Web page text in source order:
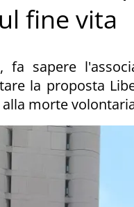
fine vita
fa sapere
la proposta
morte